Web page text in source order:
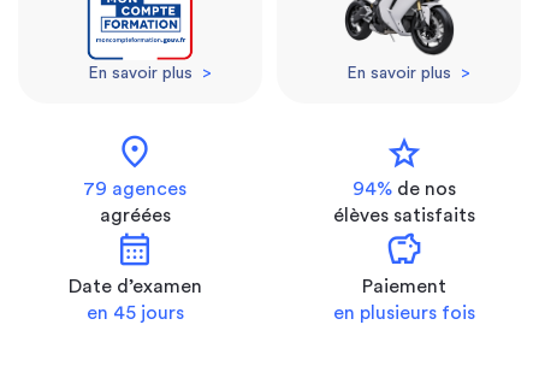
En savoir plus > En savoir plus >
location_on
79 agences
agréées
star
94% de nos
élèves satisfaits
calendar_month
Date d’examen
en 45 jours
savings
Paiement
en plusieurs fois